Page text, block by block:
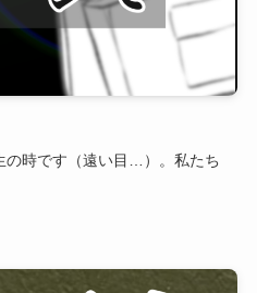
時です（遠い目…）。私たち